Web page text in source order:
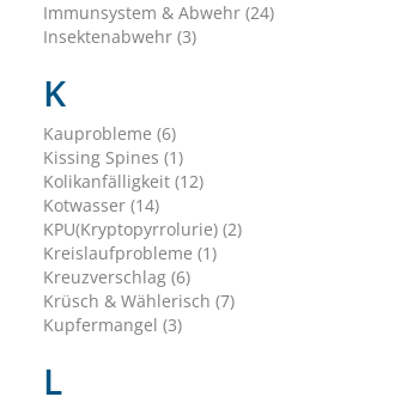
Immunsystem & Abwehr (24)
Insektenabwehr (3)
K
Kauprobleme (6)
Kissing Spines (1)
Kolikanfälligkeit (12)
Kotwasser (14)
KPU(Kryptopyrrolurie) (2)
Kreislaufprobleme (1)
Kreuzverschlag (6)
Krüsch & Wählerisch (7)
Kupfermangel (3)
L